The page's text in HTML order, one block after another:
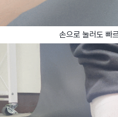
손으로 눌러도 빠